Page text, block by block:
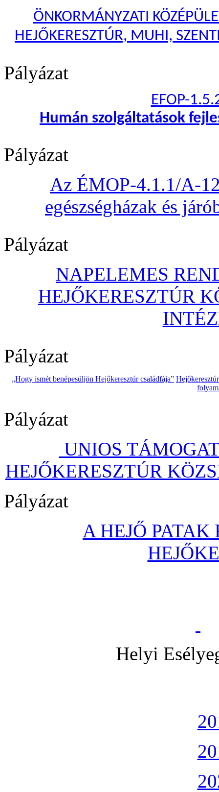
ÖNKORMÁNYZATI
HEJŐKERESZTÚR, MUHI,
Pályázat
EFOP-
Humán szolgáltatások
Pályázat
Az ÉMOP-4.1.1/A-
egészségházak és
Pályázat
NAPELEMES
HEJŐKERESZTÚR
Pályázat
„Hogy ismét benépesüljön Hejőkeresztúr családfája”
Pályázat
UNIOS
HEJŐKERESZTÚR
Pályázat
A HEJŐ
Helyi